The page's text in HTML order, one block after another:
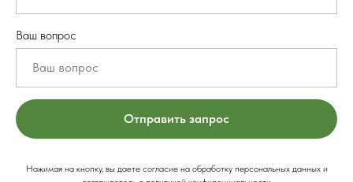
Ваш вопрос
Отправить запрос
Нажимая на кнопку, вы даете согласие на обработку персональных данных и